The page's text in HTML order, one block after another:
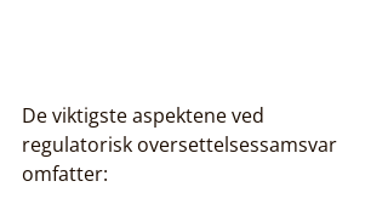
De viktigste aspektene ved
regulatorisk oversettelsessamsvar
omfatter: